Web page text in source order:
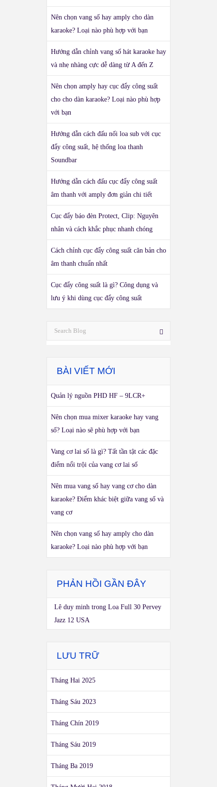
Nên chọn vang số hay amply cho dàn
karaoke? Loại nào phù hợp với bạn
Hướng dẫn chỉnh vang số hát karaoke hay
và nhẹ nhàng cực dễ dàng từ A đến Z
Nên chọn amply hay cục đẩy công suất
cho cho dàn karaoke? Loại nào phù hợp
với bạn
Hướng dẫn cách đấu nối loa sub với cục
đẩy công suất, hệ thống loa thanh
Soundbar
Hướng dẫn cách đấu cục đẩy công suất
âm thanh với amply đơn giản chi tiết
Cục đẩy báo đèn Protect, Clip: Nguyên
nhân và cách khắc phục nhanh chóng
Cách chỉnh cục đẩy công suất căn bản cho
âm thanh chuẩn nhất
Cục đẩy công suất là gì? Công dụng và
lưu ý khi dùng cục đẩy công suất
BÀI VIẾT MỚI
Quản lý nguồn PHD HF – 9LCR+
Nên chọn mua mixer karaoke hay vang
số? Loại nào sẽ phù hợp với bạn
Vang cơ lai số là gì? Tất tần tật các đặc
điểm nổi trội của vang cơ lai số
Nên mua vang số hay vang cơ cho dàn
karaoke? Điểm khác biệt giữa vang số và
vang cơ
Nên chọn vang số hay amply cho dàn
karaoke? Loại nào phù hợp với bạn
PHẢN HỒI GẦN ĐÂY
Lê duy minh trong Loa Full 30 Pervey
Jazz 12 USA
LƯU TRỮ
Tháng Hai 2025
Tháng Sáu 2023
Tháng Chín 2019
Tháng Sáu 2019
Tháng Ba 2019